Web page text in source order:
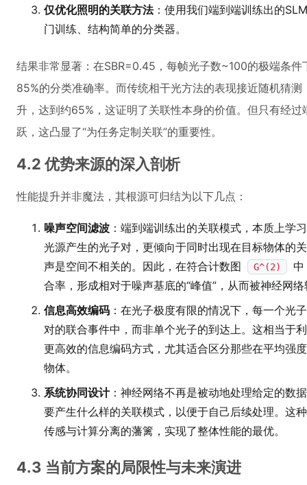
仅优化照明的关联方法：使用我们端到端训练出的
门训练、结构简单的分类器。
结果非常显著：在SBR=0.45，每帧光子数~100的极端条
85%的分类准确率。而传统相干光方法的表现接近随机猜
升，达到约65%，这证明了关联性本身的价值。但只有经
跃，这凸显了“为任务定制关联”的重要性。
4.2 优势来源的深入剖析
性能提升并非魔法，其根源可归结为以下几点：
噪声空间滤波 ：端到端训练出的关联模式，本质上学
光源产生的光子对，更倾向于同时出现在目标物体的
声是空间不相关的。因此，在符合计数图
G^(2)
中
合率，形成相对于噪声基底的“峰值”，从而被神经网
信息高效编码 ：在光子极度有限的情况下，每一个光
对的联合事件中，而非单个光子的到达上。这相当于
更高效的信息编码方式，尤其适合区分那些在平均强
物体。
系统协同设计：神经网络不再是被动地处理给定的数
要产生什么样的关联模式，以便于自己后续处理。这
传感与计算分离的藩篱，实现了整体性能的最优。
4.3 当前方案的局限性与未来演进